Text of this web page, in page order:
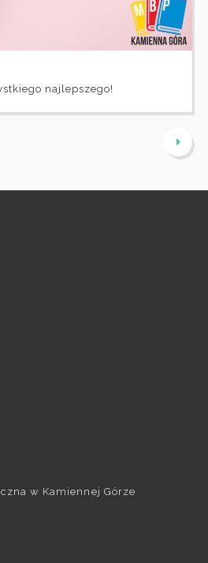
najlepszego!
w Kamiennej Górze